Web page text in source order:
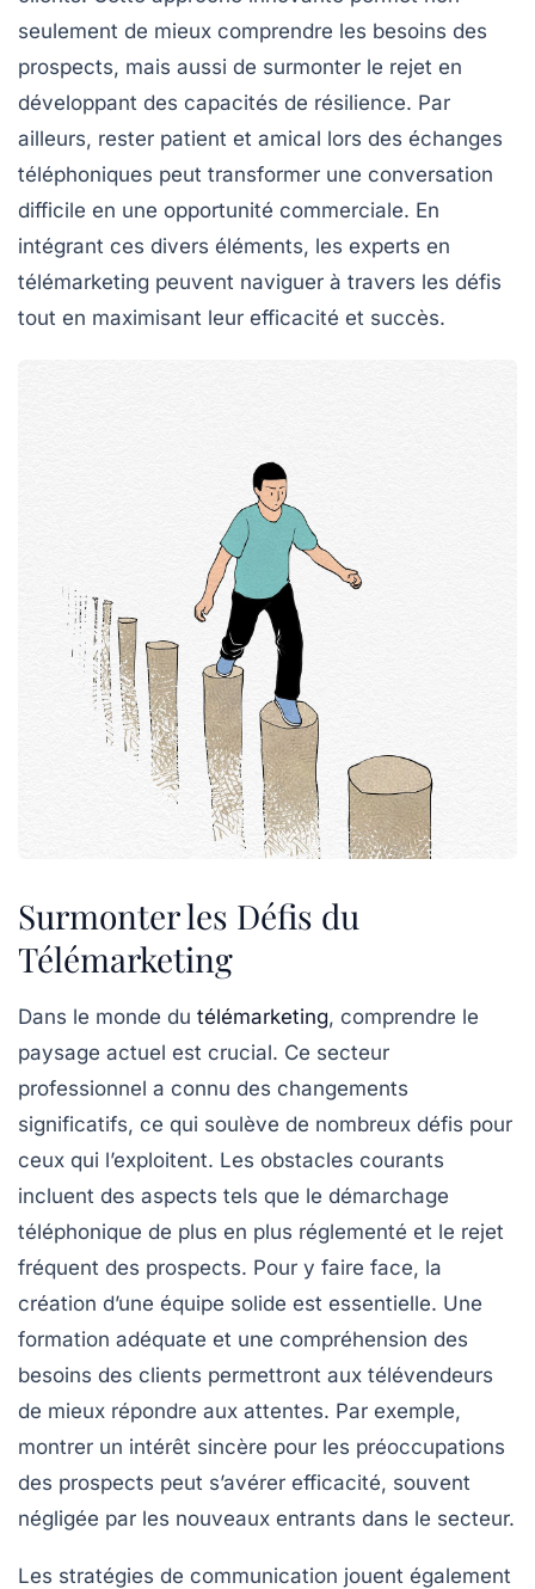
seulement de mieux comprendre les besoins des
prospects, mais aussi de surmonter le rejet en
développant des capacités de résilience. Par
ailleurs, rester patient et amical lors des échanges
téléphoniques peut transformer une conversation
difficile en une opportunité commerciale. En
intégrant ces divers éléments, les experts en
télémarketing peuvent naviguer à travers les défis
tout en maximisant leur efficacité et succès.
Surmonter les Défis du
Télémarketing
Dans le monde du télémarketing, comprendre le
paysage actuel est crucial. Ce secteur
professionnel a connu des changements
significatifs, ce qui soulève de nombreux défis pour
ceux qui l’exploitent. Les obstacles courants
incluent des aspects tels que le démarchage
téléphonique de plus en plus réglementé et le rejet
fréquent des prospects. Pour y faire face, la
création d’une équipe solide est essentielle. Une
formation adéquate et une compréhension des
besoins des clients permettront aux télévendeurs
de mieux répondre aux attentes. Par exemple,
montrer un intérêt sincère pour les préoccupations
des prospects peut s’avérer efficacité, souvent
négligée par les nouveaux entrants dans le secteur.
Les stratégies de communication jouent également